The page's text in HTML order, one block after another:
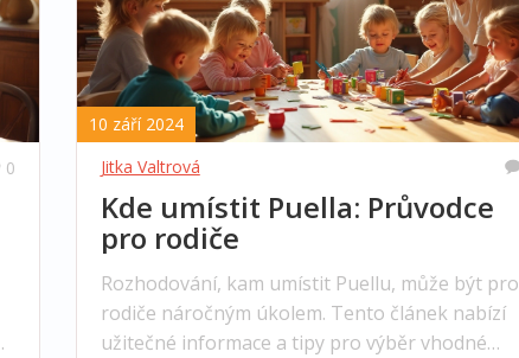
0
10 září 2024
Jitka Valtrová
Kde umístit Puella: Průvodce
pro rodiče
Rozhodování, kam umístit Puellu, může být pro
rodiče náročným úkolem. Tento článek nabízí
užitečné informace a tipy pro výběr vhodné